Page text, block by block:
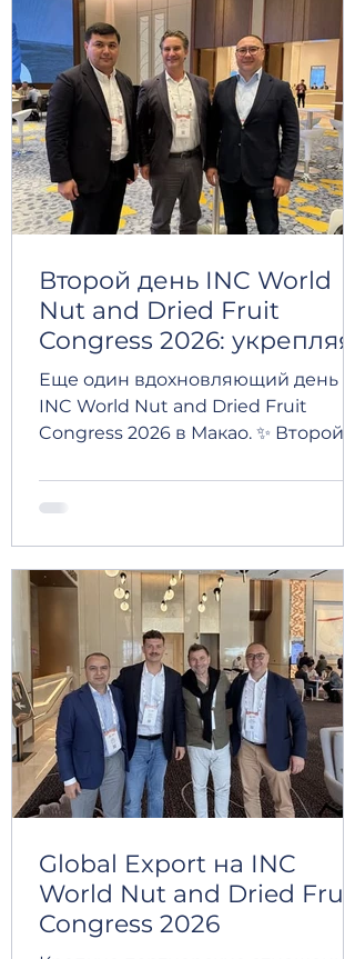
Export усилить корпоративное
управление, повысить
эффективность бизнес-процессов,
расширить экспортные
возможности и продолжить
внедрение лучших
международных стандартов в
своей деятельности. Мы
рассматриваем это
поддержку на пути
Второй день INC World
Nut and Dried Fruit
Congress 2026: укрепляя
международные связи
Еще один вдохновляющий день на
INC World Nut and Dried Fruit
Congress 2026 в Макао. ✨ Второй
встречи, ценные беседы и
значимые знакомства с
мировой индустрии сухофруктов
орехов. 🌍 Подобные
как INC Congress, вновь
подтверждают важность
сотрудничества, доверия и
долгосрочных партнерских
отношений в международной
торговле. 🤝 Мы искренне
благодарим всех, с кем нам
удалось встретиться, и с
Global Export на INC
World Nut and Dried Fruit
Congress 2026